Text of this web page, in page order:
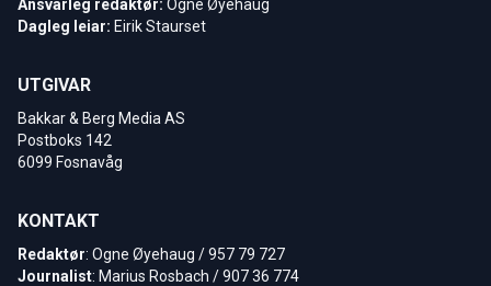
Ansvarleg redaktør: Ogne Øyehaug
Dagleg leiar: Eirik Staurset
UTGIVAR
Bakkar & Berg Media AS
Postboks 142
6099 Fosnavåg
KONTAKT
Redaktør: Ogne Øyehaug / 957 79 727
Journalist: Marius Rosbach / 907 36 774